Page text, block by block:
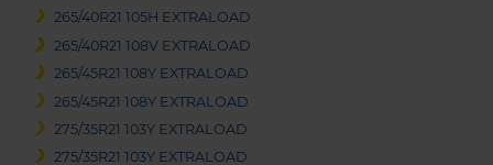
265/40R21 105H EXTRALOAD
265/40R21 108V EXTRALOAD
265/45R21 108Y EXTRALOAD
265/45R21 108Y EXTRALOAD
275/35R21 103Y EXTRALOAD
275/35R21 103Y EXTRALOAD